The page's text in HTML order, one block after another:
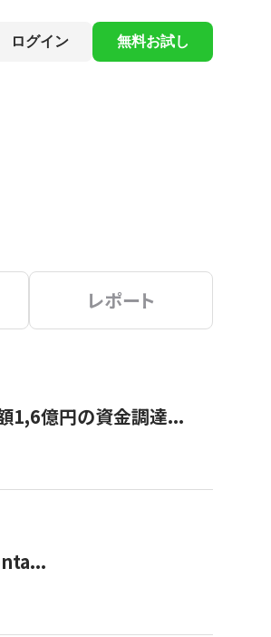
ログイン 無料お試し
レポート
1,6億円の資金調達...